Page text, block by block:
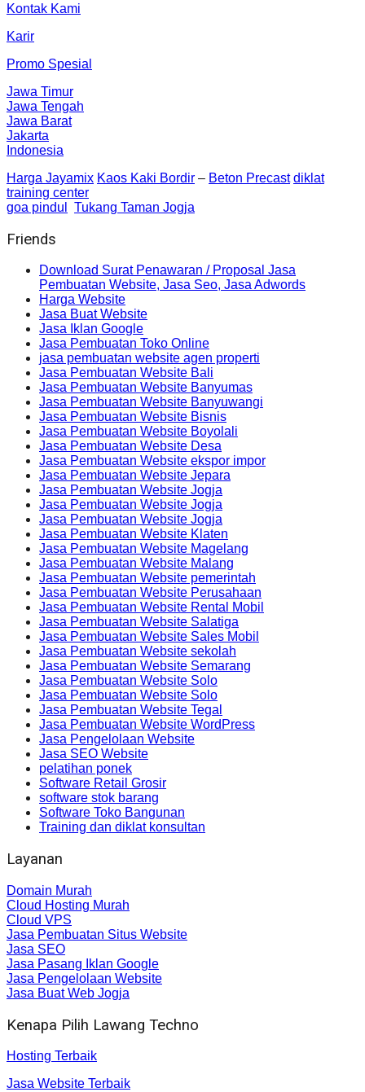
Kontak Kami
Karir
Promo Spesial
Jawa Timur
Jawa Tengah
Jawa Barat
Jakarta
Indonesia
Harga Jayamix Kaos Kaki Bordir – Beton Precast diklat
training center
goa pindul
Tukang Taman Jogja
Friends
Download Surat Penawaran / Proposal Jasa
Pembuatan Website, Jasa Seo, Jasa Adwords
Harga Website
Jasa Buat Website
Jasa Iklan Google
Jasa Pembuatan Toko Online
jasa pembuatan website agen properti
Jasa Pembuatan Website Bali
Jasa Pembuatan Website Banyumas
Jasa Pembuatan Website Banyuwangi
Jasa Pembuatan Website Bisnis
Jasa Pembuatan Website Boyolali
Jasa Pembuatan Website Desa
Jasa Pembuatan Website ekspor impor
Jasa Pembuatan Website Jepara
Jasa Pembuatan Website Jogja
Jasa Pembuatan Website Jogja
Jasa Pembuatan Website Jogja
Jasa Pembuatan Website Klaten
Jasa Pembuatan Website Magelang
Jasa Pembuatan Website Malang
Jasa Pembuatan Website pemerintah
Jasa Pembuatan Website Perusahaan
Jasa Pembuatan Website Rental Mobil
Jasa Pembuatan Website Salatiga
Jasa Pembuatan Website Sales Mobil
Jasa Pembuatan Website sekolah
Jasa Pembuatan Website Semarang
Jasa Pembuatan Website Solo
Jasa Pembuatan Website Solo
Jasa Pembuatan Website Tegal
Jasa Pembuatan Website WordPress
Jasa Pengelolaan Website
Jasa SEO Website
pelatihan ponek
Software Retail Grosir
software stok barang
Software Toko Bangunan
Training dan diklat konsultan
Layanan
Domain Murah
Cloud Hosting Murah
Cloud VPS
Jasa Pembuatan Situs Website
Jasa SEO
Jasa Pasang Iklan Google
Jasa Pengelolaan Website
Jasa Buat Web Jogja
Kenapa Pilih Lawang Techno
Hosting Terbaik
Jasa Website Terbaik